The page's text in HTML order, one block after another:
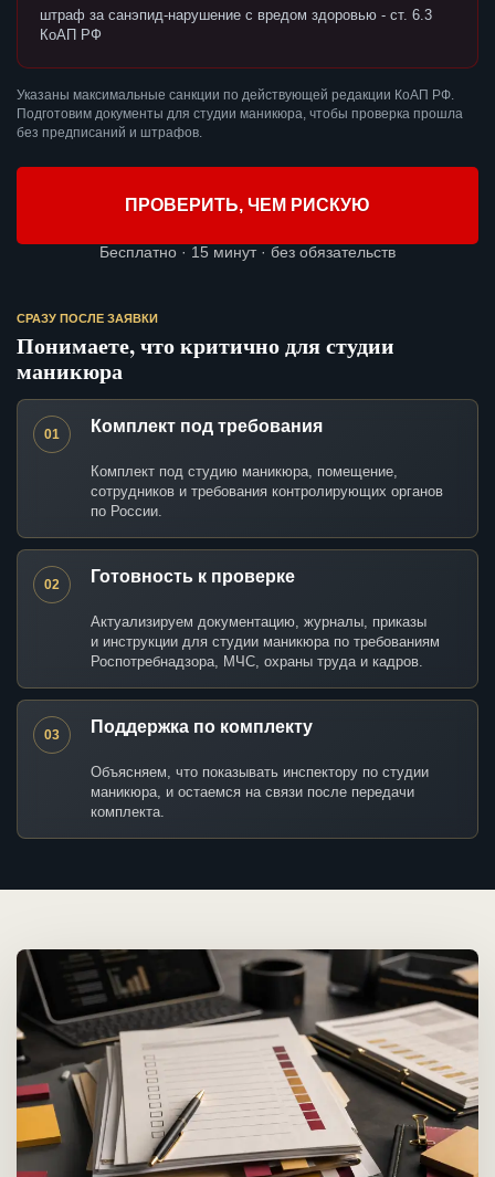
штраф за санэпид-нарушение с вредом здоровью - ст. 6.3
КоАП РФ
Указаны максимальные санкции по действующей редакции КоАП РФ.
Подготовим документы для студии маникюра, чтобы проверка прошла
без предписаний и штрафов.
ПРОВЕРИТЬ, ЧЕМ РИСКУЮ
Бесплатно · 15 минут · без обязательств
СРАЗУ ПОСЛЕ ЗАЯВКИ
Понимаете, что критично для студии
маникюра
01 Комплект под требования
Комплект под студию маникюра, помещение,
сотрудников и требования контролирующих органов
по России.
02 Готовность к проверке
Актуализируем документацию, журналы, приказы
и инструкции для студии маникюра по требованиям
Роспотребнадзора, МЧС, охраны труда и кадров.
03 Поддержка по комплекту
Объясняем, что показывать инспектору по студии
маникюра, и остаемся на связи после передачи
комплекта.